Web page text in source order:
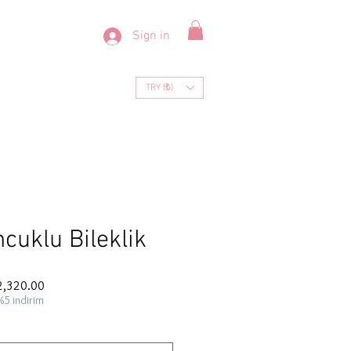
Sign in
TRY (₺)
Bileklik
indirim